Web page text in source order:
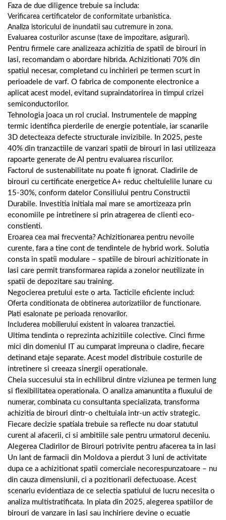
Faza de due diligence trebuie sa includa:
Verificarea certificatelor de conformitate urbanistica.
Analiza istoricului de inundatii sau cutremure in zona.
Evaluarea costurilor ascunse (taxe de impozitare, asigurari).
Pentru firmele care analizeaza achizitia de spatii de birouri in
Iasi, recomandam o abordare hibrida. Achizitionati 70% din
spatiul necesar, completand cu inchirieri pe termen scurt in
perioadele de varf. O fabrica de componente electronice a
aplicat acest model, evitand supraindatorirea in timpul crizei
semiconductorilor.
Tehnologia joaca un rol crucial. Instrumentele de mapping
termic identifica pierderile de energie potentiale, iar scanarile
3D detecteaza defecte structurale invizibile. In 2025, peste
40% din tranzactiile de vanzari spatii de birouri in Iasi utilizeaza
rapoarte generate de AI pentru evaluarea riscurilor.
Factorul de sustenabilitate nu poate fi ignorat. Cladirile de
birouri cu certificate energetice A+ reduc cheltuielile lunare cu
15-30%, conform datelor Consiliului pentru Constructii
Durabile. Investitia initiala mai mare se amortizeaza prin
economiile pe intretinere si prin atragerea de clienti eco-
constienti.
Eroarea cea mai frecventa? Achizitionarea pentru nevoile
curente, fara a tine cont de tendintele de hybrid work. Solutia
consta in spatii modulare – spatiile de birouri achizitionate in
Iasi care permit transformarea rapida a zonelor neutilizate in
spatii de depozitare sau training.
Negocierea pretului este o arta. Tacticile eficiente includ:
Oferta conditionata de obtinerea autorizatiilor de functionare.
Plati esalonate pe perioada renovarilor.
Includerea mobilierului existent in valoarea tranzactiei.
Ultima tendinta o reprezinta achizitiile colective. Cinci firme
mici din domeniul IT au cumparat impreuna o cladire, fiecare
detinand etaje separate. Acest model distribuie costurile de
intretinere si creeaza sinergii operationale.
Cheia succesului sta in echilibrul dintre viziunea pe termen lung
si flexibilitatea operationala. O analiza amanuntita a fluxului de
numerar, combinata cu consultanta specializata, transforma
achizitia de birouri dintr-o cheltuiala intr-un activ strategic.
Fiecare decizie spatiala trebuie sa reflecte nu doar statutul
curent al afacerii, ci si ambitiile sale pentru urmatorul deceniu.
Alegerea Cladirilor de Birouri potrivite pentru afacerea ta in Iasi
Un lant de farmacii din Moldova a pierdut 3 luni de activitate
dupa ce a achizitionat spatii comerciale necorespunzatoare – nu
din cauza dimensiunii, ci a pozitionarii defectuoase. Acest
scenariu evidentiaza de ce selectia spatiului de lucru necesita o
analiza multistratificata. In piata din 2025, alegerea spatiilor de
birouri de vanzare in Iasi sau inchiriere devine o ecuatie